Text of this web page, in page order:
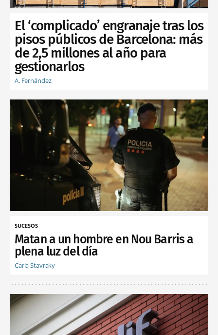
El ‘complicado’ engranaje tras los
pisos públicos de Barcelona: más
de 2,5 millones al año para
gestionarlos
A. Fernández
SUCESOS
Matan a un hombre en Nou Barris a
plena luz del día
Carla Stavraky